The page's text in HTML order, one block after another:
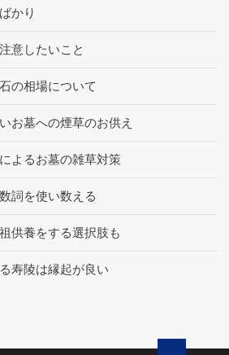
かり
意したいこと
の相場について
お墓への煙草のお供え
よるお墓の雑草対策
詞を使い数える
供養をする選択肢も
寿陵は縁起が良い